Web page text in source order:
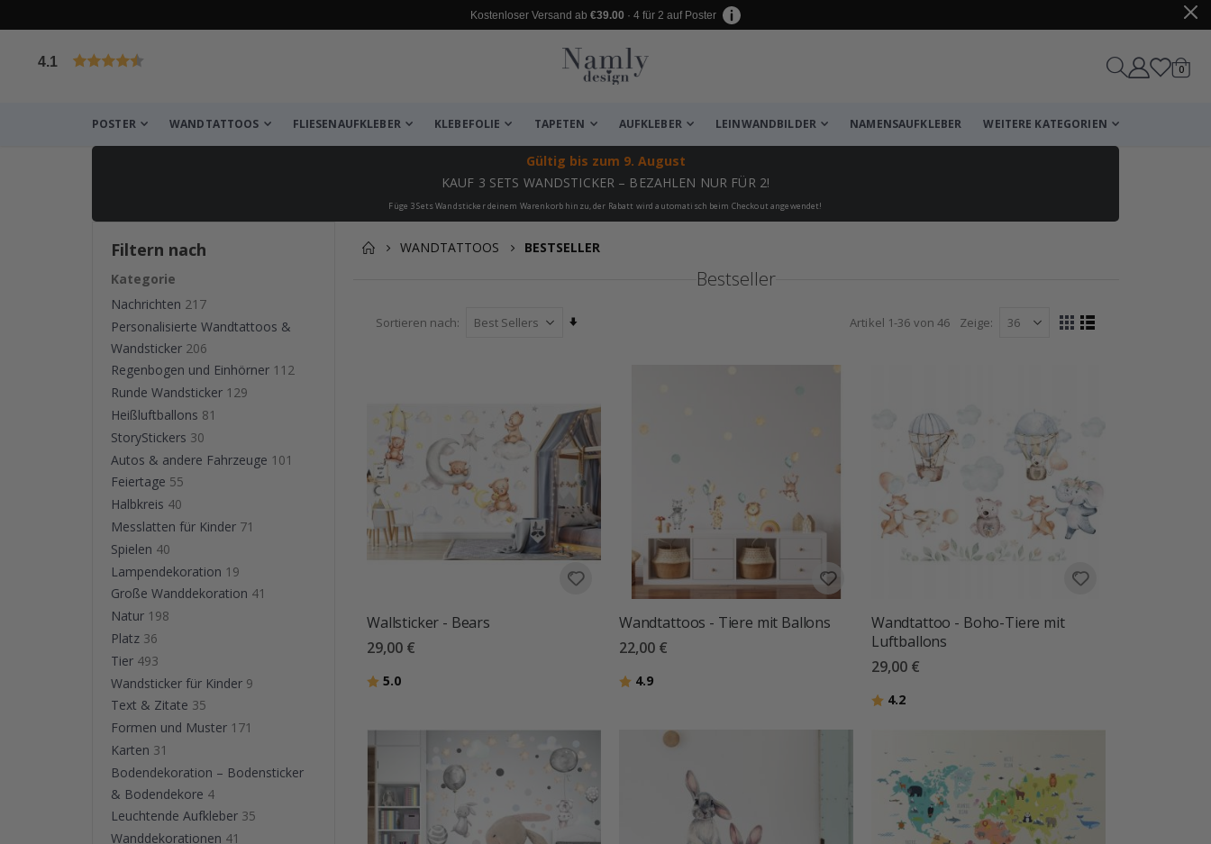
Kostenloser Versand ab €39.00 · 4 für 2 auf Poster
4.1
Wagen
0
POSTER WANDTATTOOS FLIESENAUFKLEBER KLEBEFOLIE TAPETEN AUFKLEBER LEINWANDBILDER NAMENSAUFKLEBER WEITERE KATEGORIEN
Gültig bis zum 9. August
KAUF 3 SETS WANDSTICKER – BEZAHLEN NUR FÜR 2!
Füge 3 Sets Wandsticker deinem Warenkorb hinzu, der Rabatt wird automatisch beim Checkout angewendet!
WANDTATTOOS BESTSELLER
Bestseller
Sortieren nach Artikel 1-36 von46 Zeige
Anzeigen
ListeListe
Wallsticker - Bears
29,00 €
Bewertung:
5.0
Wandtattoos - Tiere mit Ballons
22,00 €
Bewertung:
4.9von 5 Sternen
Wandtattoo - Boho-Tiere mit
Luftballons
29,00 €
Bewertung:
4.2von 5 Sternen
Filtern nach
Kategorie
Nachrichten 217
Personalisierte Wandtattoos &
Wandsticker 206
Regenbogen und Einhörner 112
Runde Wandsticker 129
Heißluftballons 81
StoryStickers 30
Autos & andere Fahrzeuge 101
Feiertage 55
Halbkreis 40
Messlatten für Kinder 71
Spielen 40
Lampendekoration 19
Große Wanddekoration 41
Natur 198
Platz 36
Tier 493
Wandsticker für Kinder 9
Text & Zitate 35
Formen und Muster 171
Karten 31
Bodendekoration – Bodensticker
& Bodendekore 4
Leuchtende Aufkleber 35
Wanddekorationen 41